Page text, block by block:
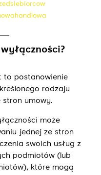
to postanowienie
rodzaju
stron umowy.
może
jednej ze stron
swoich usług z
podmiotów (lub
które mogą